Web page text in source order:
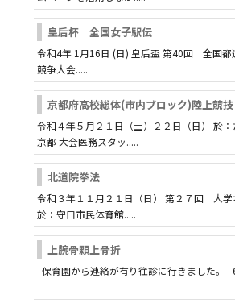
皇后杯 全国女子駅伝
令和4年 1月16日 (日) 皇后盃 第40回 全国都
競争大会.....
京都府高校総体(市内ブロック)陸上競技
令和４年５月２１日（土）２２日（日） 於
京都 大会医務スタッ.....
北道院拳法
令和３年１１月２１日（日） 第２７回 大学
於：守口市民体育館.....
上腕骨顆上骨折
保育園から連絡が有り往診に行きました